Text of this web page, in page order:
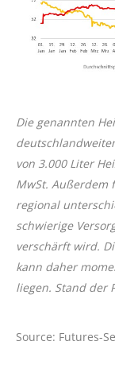
Die genannten
von 3.000 Liter
MwSt. Außerdem
regional
schwierige
verschärft wird.
kann daher
liegen. Stand der
Source: Futures-